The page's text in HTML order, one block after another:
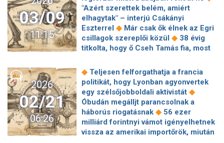
többeszközös Ai-használat is
képességekkel kecsegtető
csodatelefon ◆ Harry Potter-rajongók
figyelem: megint ingyen adják a
Hogwarts Legacy-t!◆ 200
megapixeles kamera, 8000 nites
kijelző – itt a HONOR 600 széria
◆
nyertesei
03/09
11:15
"Azért szerettek belém, amiért
elhagytak" – interjú Csákányi
Eszterrel ◆ Már csak ők élnek az Egri
csillagok szereplői közül ◆ 38 évig
titkolta, hogy ő Cseh Tamás fia, most
Cseh-korszakot
Többször is rálőtt
egy nő Rihannáék Beverly Hills-i
otthonára◆Nagymama lesz Szandi:
lánya, Bogdán Blanka első gyermekét
várja
◆ "Mi 5 csillagos szállókba
járunk" – Moldován András még soha
nem próbálta a glampinget ◆
Farkasházy örökké hálás lesz Bajor
2026
02/21
06:26
◆ Teljesen felforgathatja a francia
politikát, hogy Lyonban agyonvertek
egy szélsőjobboldali aktivistát ◆
Óbudán megálljt parancsolnak a
háborús riogatásnak ◆ 56 ezer
milliárd forintnyi vámot igényelhetnek
vissza az amerikai importőrök, miután